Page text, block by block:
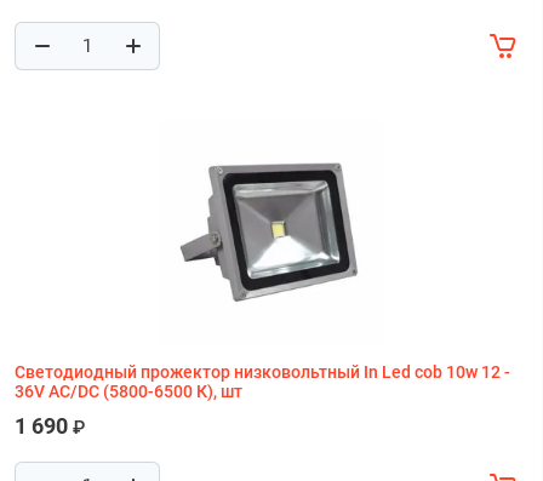
Светодиодный прожектор низковольтный In Led cob 10w 12 -
36V AC/DC (5800-6500 К), шт
1 690 ₽